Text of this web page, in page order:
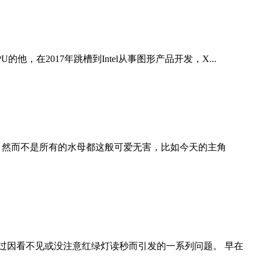
的他，在2017年跳槽到Intel从事图形产品开发，X...
而不是所有的水母都这般可爱无害，比如今天的主角
看不见或没注意红绿灯读秒而引发的一系列问题。 早在